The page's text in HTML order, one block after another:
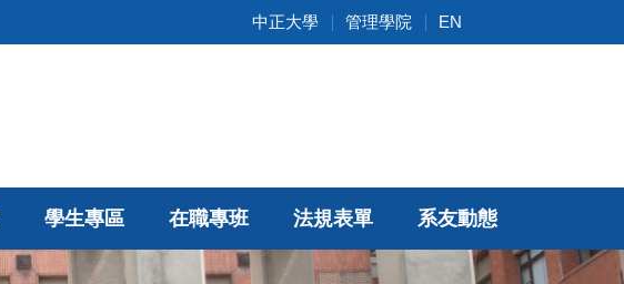
中正大學 管理學院 EN
學生專區 在職專班 法規表單 系友動態